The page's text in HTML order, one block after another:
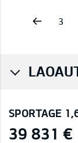
3
SPORTAGE
39 831 €